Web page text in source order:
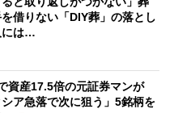
借りない「DIY葬」の落とし
は…
資産17.5倍の元証券マンが
シア急落で次に狙う」5銘柄を